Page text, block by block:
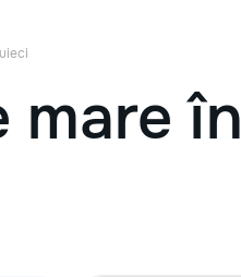
без посредников, поэтому
обойдется на 30–50%
Оригинальные запчасти:
mare în